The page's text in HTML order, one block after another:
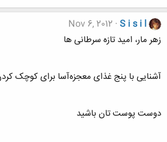
S i s i l
Nov 6, 2012
زهر مار، امید تازه سرطانی ها
آشنایی با پنج غذای معجزه‌آسا برای کوچک
دوست پوست تان باشید